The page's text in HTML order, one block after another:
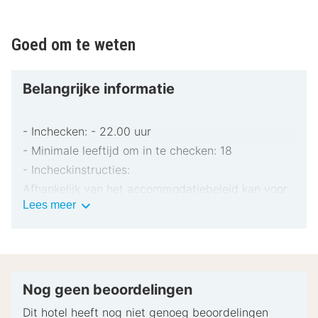
Goed om te weten
Belangrijke informatie
- Inchecken: - 22.00 uur
- Minimale leeftijd om in te checken: 18
- Incheckinstructies:
Afhankelijk van het accommodatiebeleid kan voor
extra personen een toeslag in rekening worden
pinpas of borgsom in contanten te verstrekken
Lees meerBelangrijke
Nog geen beoordelingen
Dit hotel heeft nog niet genoeg beoordelingen